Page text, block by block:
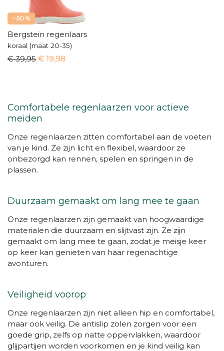
- 50 %
Bergstein regenlaars
koraal (maat 20-35)
€ 39,95 € 19,98
Comfortabele regenlaarzen voor actieve
meiden
Onze regenlaarzen zitten comfortabel aan de voeten
van je kind. Ze zijn licht en flexibel, waardoor ze
onbezorgd kan rennen, spelen en springen in de
plassen.
Duurzaam gemaakt om lang mee te gaan
Onze regenlaarzen zijn gemaakt van hoogwaardige
materialen die duurzaam en slijtvast zijn. Ze zijn
gemaakt om lang mee te gaan, zodat je meisje keer
op keer kan genieten van haar regenachtige
avonturen.
Veiligheid voorop
Onze regenlaarzen zijn niet alleen hip en comfortabel,
maar ook veilig. De antislip zolen zorgen voor een
goede grip, zelfs op natte oppervlakken, waardoor
glijpartijen worden voorkomen en je kind veilig kan